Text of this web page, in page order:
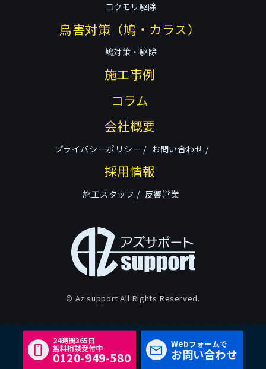
コウモリ駆除
鳥害対策（鳩・カラス）
鳩対策・駆除
施工事例
コラム
会社概要
プライバシーポリシー お問い合わせ
採用情報
施工スタッフ 反響営業
© Az support All Rights Reserved.
24時間365日
無料相談受付中
0120-949-580
Webフォームで
お問い合わせ